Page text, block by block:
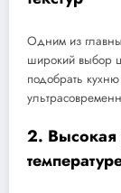
Одним из
широкий выбор
подобрать
2. Высокая